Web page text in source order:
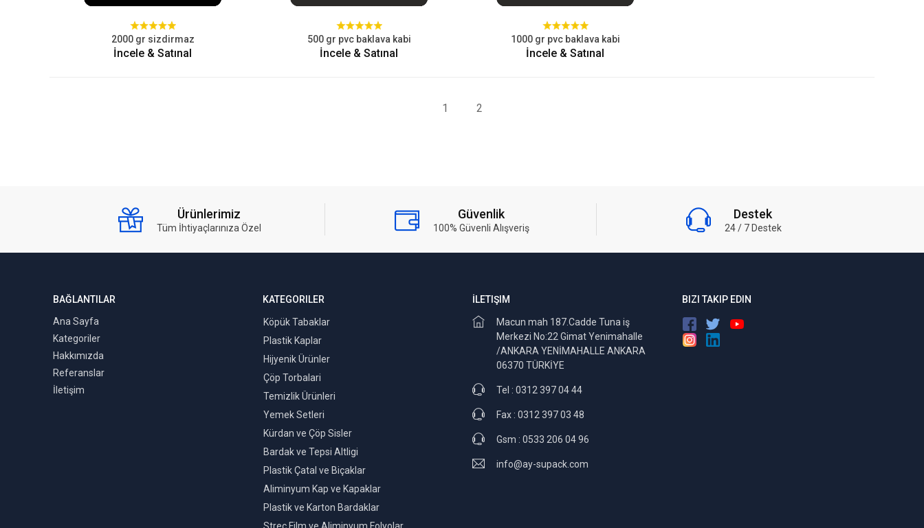
2000 gr sizdirmaz
İncele & Satınal
500 gr pvc baklava kabi
İncele & Satınal
1000 gr pvc baklava kabi
İncele & Satınal
1 2
Ürünlerimiz
Tüm İhtiyaçlarınıza Özel
Güvenlik
100% Güvenli Alışveriş
Destek
24 / 7 Destek
BAĞLANTILAR
Ana Sayfa
Kategoriler
Hakkımızda
Referanslar
İletişim
KATEGORILER
Köpük Tabaklar
Plastik Kaplar
Hijyenik Ürünler
Çöp Torbalari
Temizlik Ürünleri
Yemek Setleri
Kürdan ve Çöp Sisler
Bardak ve Tepsi Altligi
Plastik Çatal ve Biçaklar
Aliminyum Kap ve Kapaklar
Plastik ve Karton Bardaklar
İLETIŞIM
Macun mah 187.Cadde Tuna iş
Merkezi No:22 Gimat Yenimahalle
/ANKARA YENİMAHALLE ANKARA
06370 TÜRKİYE
Tel : 0312 397 04 44
Fax : 0312 397 03 48
Gsm : 0533 206 04 96
info@ay-supack.com
BIZI TAKIP EDIN